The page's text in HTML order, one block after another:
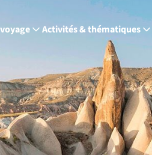
Activités & thématiques